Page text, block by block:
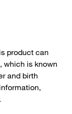
product can
which is known
and birth
.